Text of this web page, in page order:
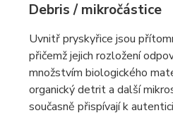
Debris / mikročástice
Uvnitř pryskyřice jsou
přičemž jejich rozložení
množstvím biologického
organický detrit a další
současně přispívají k